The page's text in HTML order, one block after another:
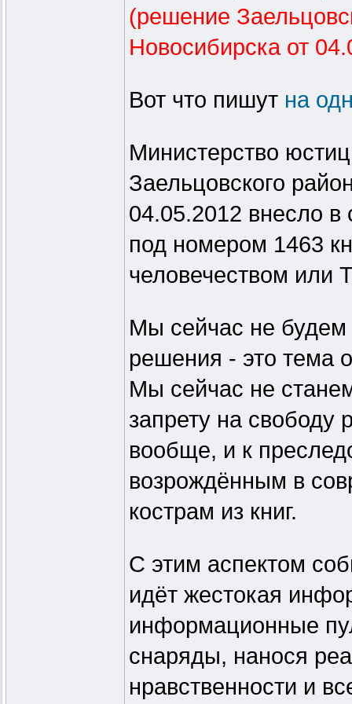
(решение
Новосибирска от
Вот что пишут на
Министерство
Заельцовского
04.05.2012 внесло в
под номером 1463
человечеством или
Мы сейчас не будем
решения - это тема
Мы сейчас не
запрету на свободу
вообще, и к
возрождённым в
кострам из книг.
С этим аспектом
идёт жестокая
информационные
снаряды, нанося
нравственности и